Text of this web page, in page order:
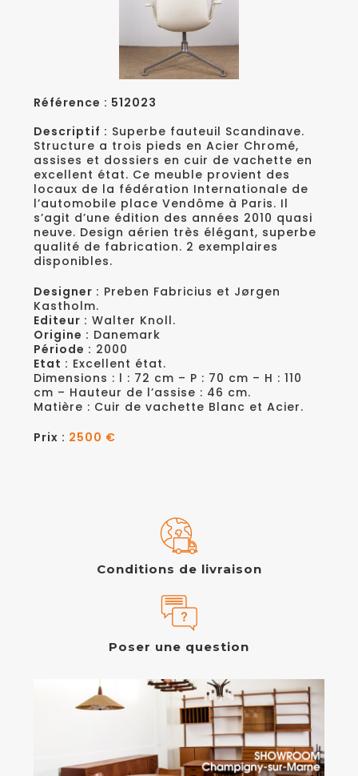
Référence : 512023
Descriptif : Superbe fauteuil Scandinave.
Structure a trois pieds en Acier Chromé,
assises et dossiers en cuir de vachette en
excellent état. Ce meuble provient des
locaux de la fédération Internationale de
l’automobile place Vendôme à Paris. Il
s’agit d’une édition des années 2010 quasi
neuve. Design aérien très élégant, superbe
qualité de fabrication. 2 exemplaires
disponibles.
Designer : Preben Fabricius et Jørgen
Kastholm.
Editeur : Walter Knoll.
Origine : Danemark
Période : 2000
Etat : Excellent état.
Dimensions : l : 72 cm – P : 70 cm – H : 110
cm – Hauteur de l’assise : 46 cm.
Matière : Cuir de vachette Blanc et Acier.
Prix : 2500 €
Conditions de livraison
Poser une question